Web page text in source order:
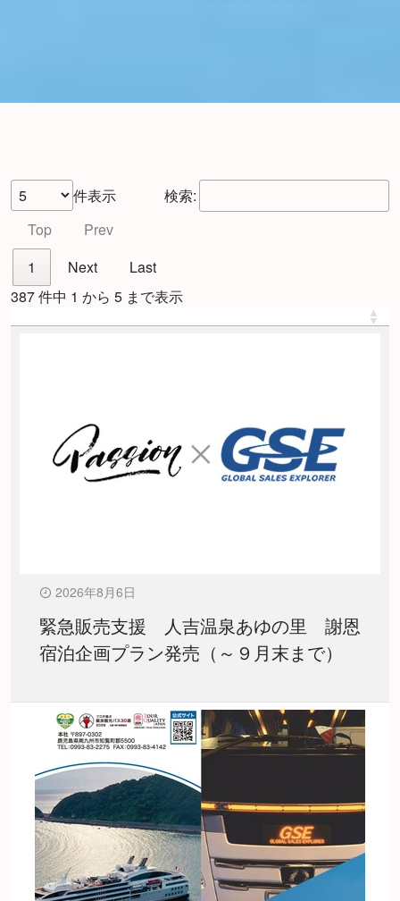
件表示
検索:
Top
Prev
1
Next
Last
387 件中 1 から 5 まで表示
2026年8月6日
緊急販売支援 人吉温泉あゆの里 謝恩
宿泊企画プラン発売（～９月末まで）